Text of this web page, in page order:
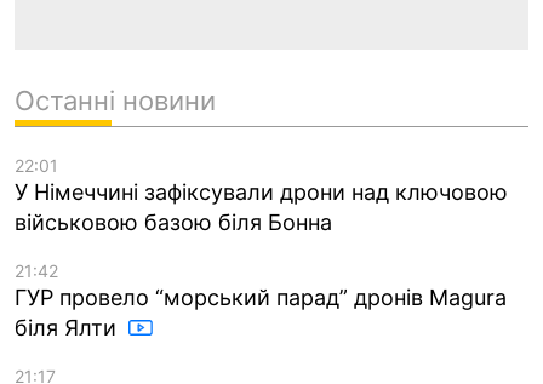
Останні новини
22:01
У Німеччині зафіксували дрони над ключовою
військовою базою біля Бонна
21:42
ГУР провело “морський парад” дронів Magura
біля Ялти
21:17